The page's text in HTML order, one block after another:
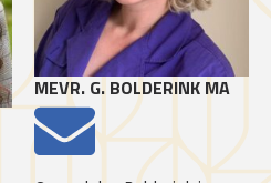
MEVR. G. BOLDERINK MA